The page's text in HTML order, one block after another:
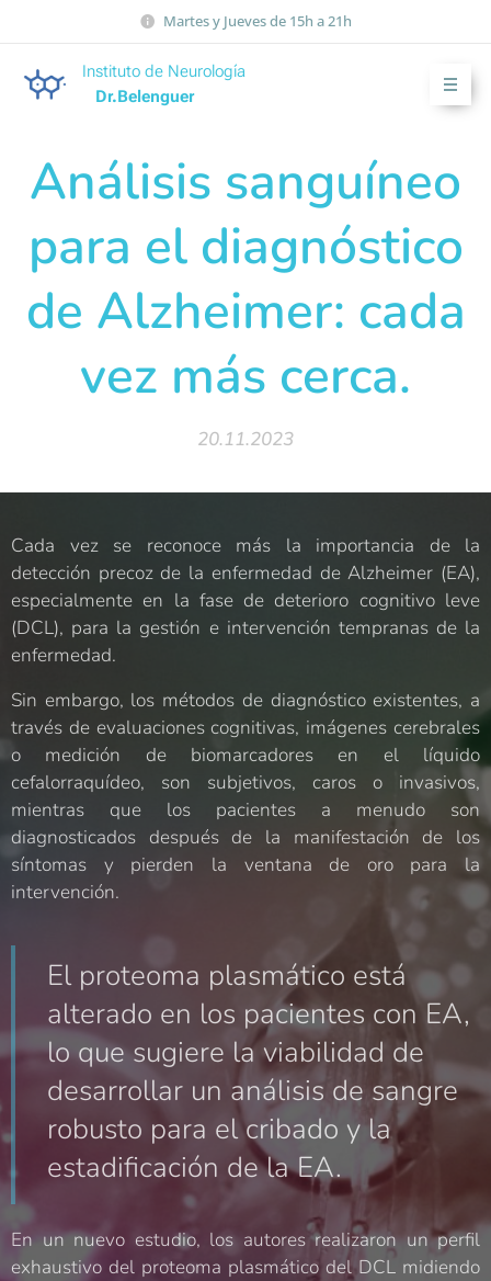
Martes y Jueves de 15h a 21h
Instituto de Neurología
Dr.Belenguer
Análisis sanguíneo
para el diagnóstico
de Alzheimer: cada
vez más cerca.
20.11.2023
Cada vez se reconoce más la importancia de la
detección precoz de la enfermedad de Alzheimer (EA),
especialmente en la fase de deterioro cognitivo leve
(DCL), para la gestión e intervención tempranas de la
enfermedad.
Sin embargo, los métodos de diagnóstico existentes, a
través de evaluaciones cognitivas, imágenes cerebrales
o medición de biomarcadores en el líquido
cefalorraquídeo, son subjetivos, caros o invasivos,
mientras que los pacientes a menudo son
diagnosticados después de la manifestación de los
síntomas y pierden la ventana de oro para la
intervención.
El proteoma plasmático está
alterado en los pacientes con EA,
lo que sugiere la viabilidad de
desarrollar un análisis de sangre
robusto para el cribado y la
estadificación de la EA.
En un nuevo estudio, los autores realizaron un perfil
exhaustivo del proteoma plasmático del DCL midiendo